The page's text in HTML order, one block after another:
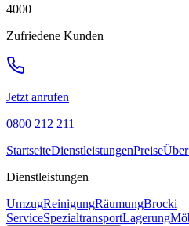
4000+
Zufriedene Kunden
Jetzt anrufen
0800 212 211
StartseiteDienstleistungenPreise
Dienstleistungen
UmzugReinigungRäumungBrocki
ServiceSpezialtransportLagerung